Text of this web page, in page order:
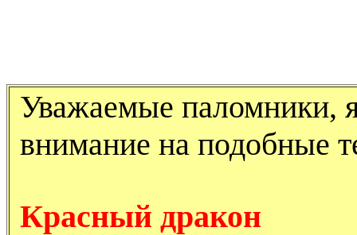
Уважаемые паломники,
внимание на подобные
Красный дракон